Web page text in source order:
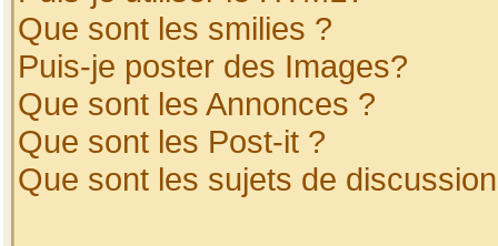
Que sont les smilies ?
Puis-je poster des Images?
Que sont les Annonces ?
Que sont les Post-it ?
Que sont les sujets de